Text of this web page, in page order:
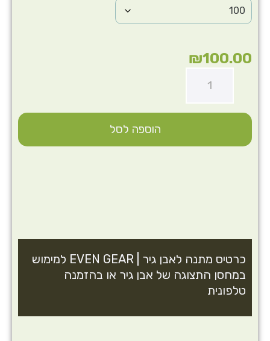
כרטיס מתנה לאבן גיר | EVEN GEAR למימוש
במחסן התצוגה של אבן גיר או בהזמנה
טלפונית
₪100.00
הוספה לסל